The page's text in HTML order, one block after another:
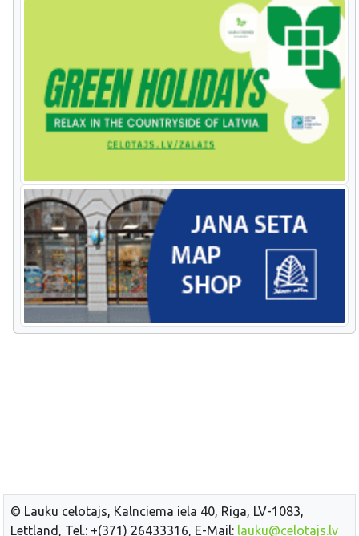
© Lauku celotajs, Kalnciema iela 40, Riga, LV-1083,
Lettland, Tel.: +(371) 26433316, E-Mail: lauku@celotajs.lv